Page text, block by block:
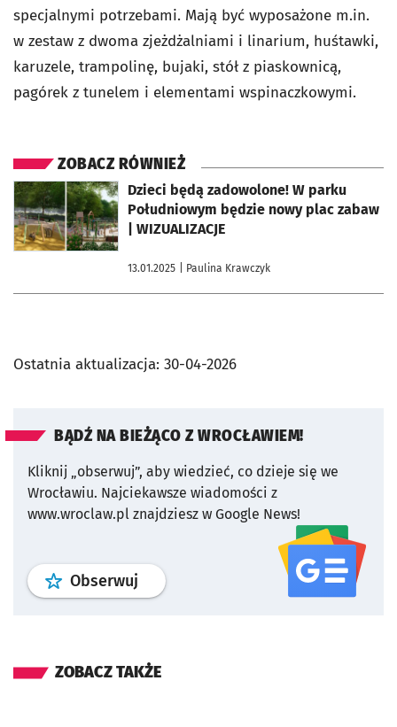
specjalnymi potrzebami. Mają być wyposażone m.in.
w zestaw z dwoma zjeżdżalniami i linarium, huśtawki,
karuzele, trampolinę, bujaki, stół z piaskownicą,
pagórek z tunelem i elementami wspinaczkowymi.
ZOBACZ RÓWNIEŻ
Dzieci będą zadowolone! W parku
Południowym będzie nowy plac zabaw
| WIZUALIZACJE
13.01.2025 | Paulina Krawczyk
otworzy się w nowej karcie
Ostatnia aktualizacja: 30-04-2026
BĄDŹ NA BIEŻĄCO Z WROCŁAWIEM!
Kliknij „obserwuj”, aby wiedzieć, co dzieje się we
Wrocławiu. Najciekawsze wiadomości z
www.wroclaw.pl znajdziesz w Google News!
Obserwuj profil serwisu
ZOBACZ TAKŻE